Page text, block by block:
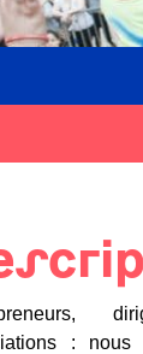
: nous